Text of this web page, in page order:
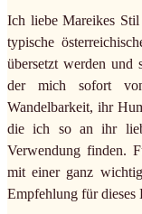
Ich liebe Mareikes
typische
übersetzt werden und
der mich sofort
Wandelbarkeit, ihr
die ich so an ihr
Verwendung finden.
mit einer ganz
Empfehlung für dieses